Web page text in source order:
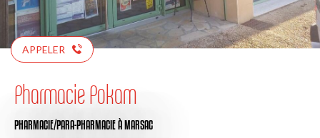
APPELER
Pharmacie Pokam
PHARMACIE/PARA-PHARMACIEÀ MARSAC